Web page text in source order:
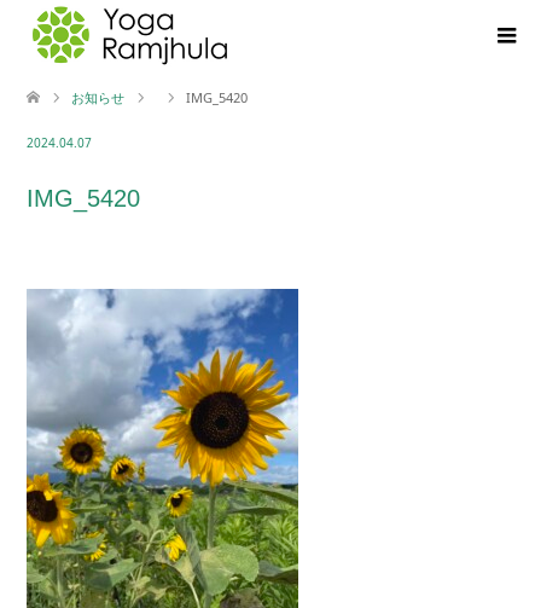
お知らせ IMG_5420
2024.04.07
IMG_5420